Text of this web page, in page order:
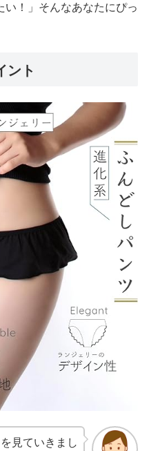
い！」そんなあなたにぴっ
ント
見ていきまし